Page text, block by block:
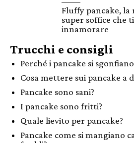
Fluffy pancake, la
super soffice che
innamorare
Trucchi e consigli
Perché i pancake si
Cosa mettere sui pancake a
Pancake sono sani?
I pancake sono fritti?
Quale lievito per pancake?
Pancake come si mangiano